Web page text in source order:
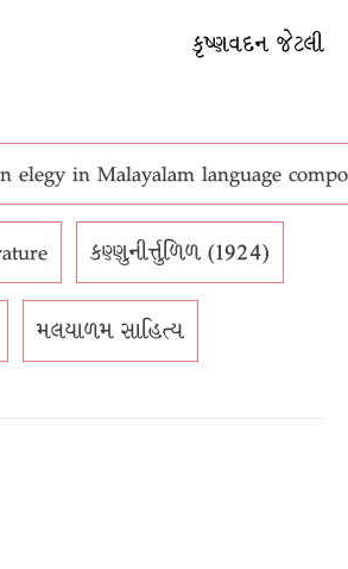
કૃષ્ણવદન જેટલી
elegy in Malayalam language
કણ્ણુનીર્ત્તુળિળ (1924)
મલયાળમ સાહિત્ય